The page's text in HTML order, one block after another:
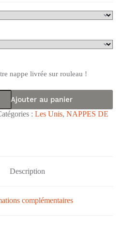
nappe livrée sur rouleau !
Ajouter au panier
: Les Unis, NAPPES DE
Description
complémentaires